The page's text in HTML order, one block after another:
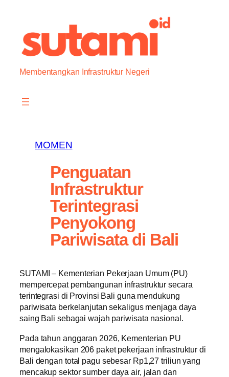
content
Membentangkan Infrastruktur Negeri
MOMEN
Penguatan
Infrastruktur
Terintegrasi
Penyokong
Pariwisata di Bali
SUTAMI – Kementerian Pekerjaan Umum (PU)
mempercepat pembangunan infrastruktur secara
terintegrasi di Provinsi Bali guna mendukung
pariwisata berkelanjutan sekaligus menjaga daya
saing Bali sebagai wajah pariwisata nasional.
Pada tahun anggaran 2026, Kementerian PU
mengalokasikan 206 paket pekerjaan infrastruktur di
Bali dengan total pagu sebesar Rp1,27 triliun yang
mencakup sektor sumber daya air, jalan dan